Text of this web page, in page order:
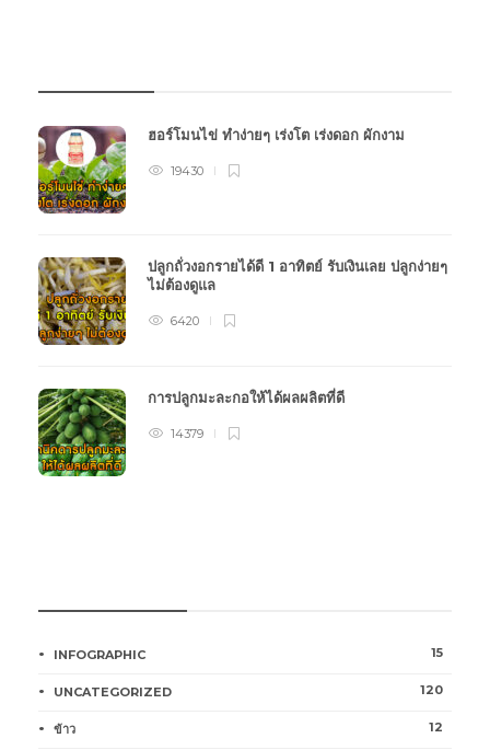
ฮอร์โมนไข่ ทำง่ายๆ เร่งโต เร่งดอก ผักงาม
19430
ปลูกถั่วงอกรายได้ดี 1 อาทิตย์ รับเงินเลย ปลูกง่ายๆ
ไม่ต้องดูแล
6420
การปลูกมะละกอให้ได้ผลผลิตที่ดี
14379
INFOGRAPHIC 15
UNCATEGORIZED 120
ข้าว 12